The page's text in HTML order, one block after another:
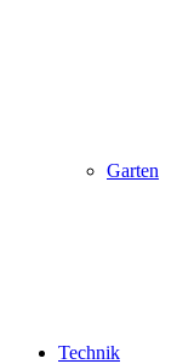
Garten
Technik